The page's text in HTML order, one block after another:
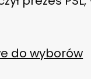
do wyborów